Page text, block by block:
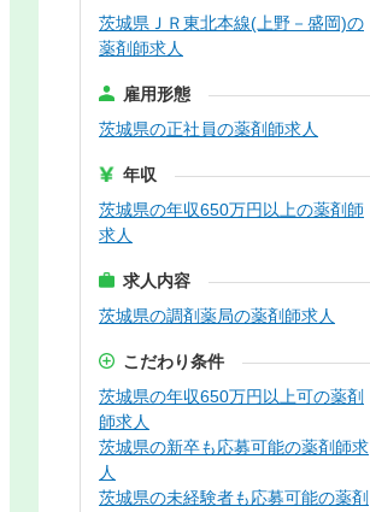
茨城県ＪＲ東北本線(上野－盛岡)の
薬剤師求人
雇用形態
茨城県の正社員の薬剤師求人
年収
茨城県の年収650万円以上の薬剤師
求人
求人内容
茨城県の調剤薬局の薬剤師求人
こだわり条件
茨城県の年収650万円以上可の薬剤
師求人
茨城県の新卒も応募可能の薬剤師求
人
茨城県の未経験者も応募可能の薬剤